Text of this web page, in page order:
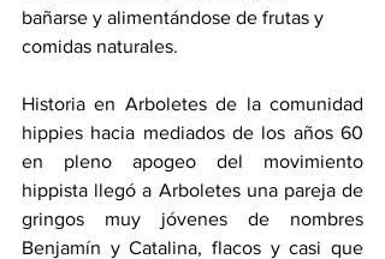
bañarse y alimentándose de frutas y
comidas naturales.
Historia en Arboletes de la comunidad
hippies hacia mediados de los años 60
en pleno apogeo del movimiento
hippista llegó a Arboletes una pareja de
gringos muy jóvenes de nombres
Benjamín y Catalina, flacos y casi que